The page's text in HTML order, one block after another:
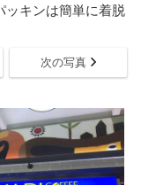
ッキンは簡単に着脱
次の写真